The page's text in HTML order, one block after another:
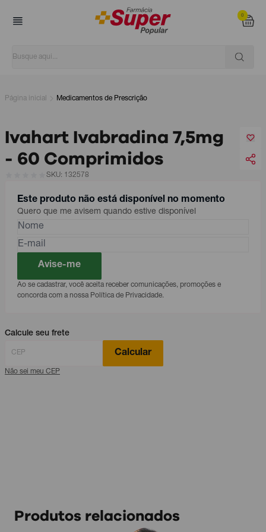
0
Página inicial Medicamentos de Prescrição
Ivahart Ivabradina 7,5mg
- 60 Comprimidos
SKU: 132578
Este produto não está disponível no momento
Quero que me avisem quando estive disponível
Avise-me
Ao se cadastrar, você aceita receber comunicações, promoções e
concorda com a nossa Política de Privacidade.
Calcule seu frete
Calcular
Não sei meu CEP
Produtos relacionados